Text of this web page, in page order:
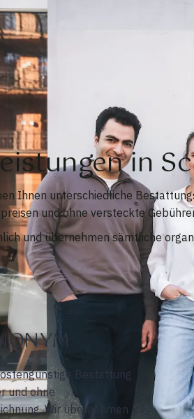
in
Ihnen unterschiedliche
und ohne versteckte
und übernehmen sämtliche
Bestattung
und ohne
Wir übernehmen